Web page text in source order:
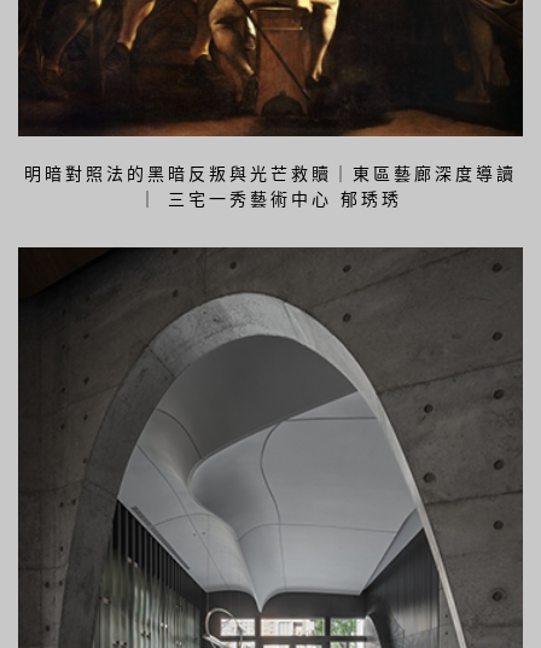
明暗對照法的黑暗反叛與光芒救贖｜東區藝廊深度導讀
｜ 三宅一秀藝術中心 郁琇琇